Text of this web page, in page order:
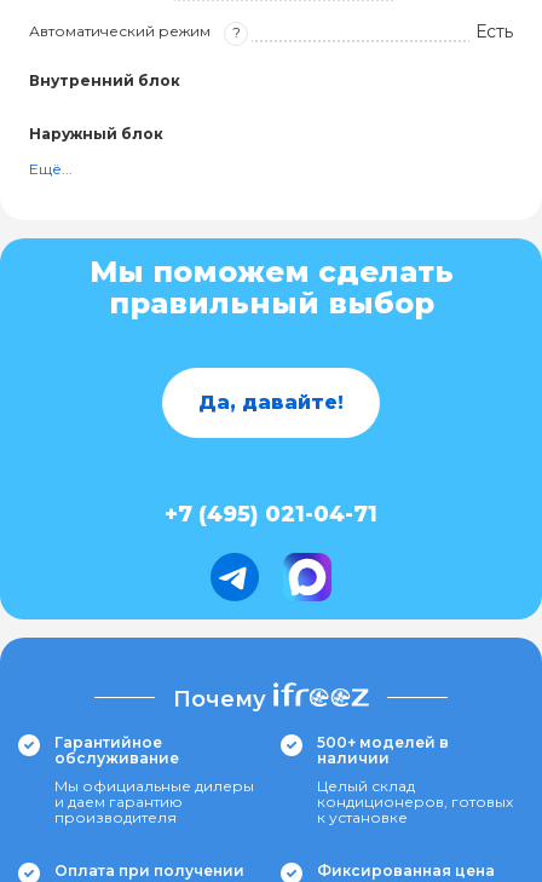
Автоматический режим ? Есть
Внутренний блок
Наружный блок
Ещё...
Мы поможем сделать
правильный выбор
Да, давайте!
+7 (495) 021-04-71
Почему
Гарантийное
обслуживание
Мы официальные дилеры
и даем гарантию
производителя
500+ моделей в
наличии
Целый склад
кондиционеров, готовых
к установке
Оплата при получении Фиксированная цена